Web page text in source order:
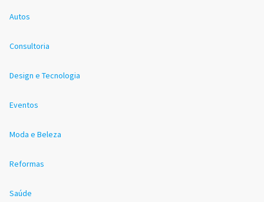
Autos
Consultoria
Design e Tecnologia
Eventos
Moda e Beleza
Reformas
Saúde